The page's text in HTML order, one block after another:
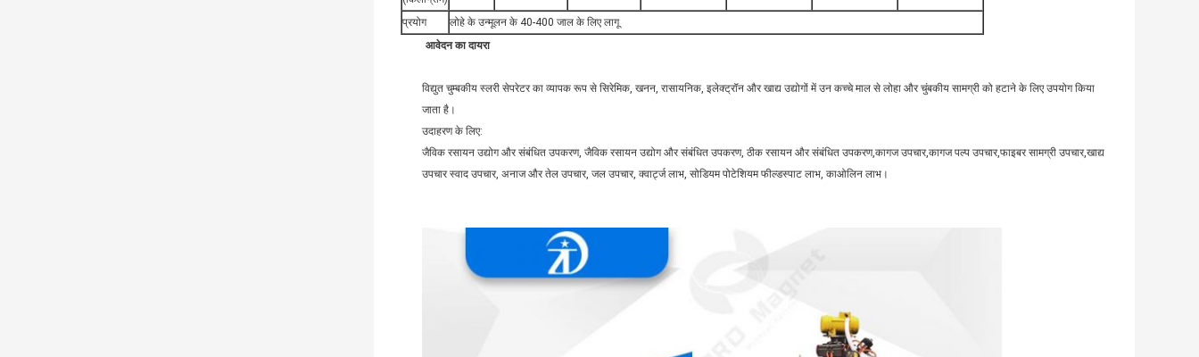
प्रयोग
लोहे के उन्मूलन के 40-400 जाल के लिए लागू
आवेदन का दायरा
विद्युत चुम्बकीय स्लरी सेपरेटर का व्यापक रूप से सिरेमिक, खनन, रासायनिक, इलेक्ट्रॉन और खाद्य उद्योगों में उन कच्चे माल से लोहा और चुंबकीय सामग्री को हटाने के लिए उपयोग किया
जाता है।
उदाहरण के लिए:
जैविक रसायन उद्योग और संबंधित उपकरण, जैविक रसायन उद्योग और संबंधित उपकरण, ठीक रसायन और संबंधित उपकरण,कागज उपचार,कागज पल्प उपचार,फाइबर सामग्री उपचार,खाद्य
उपचार स्वाद उपचार, अनाज और तेल उपचार, जल उपचार, क्वार्ट्ज लाभ, सोडियम पोटेशियम फील्डस्पाट लाभ, काओलिन लाभ।